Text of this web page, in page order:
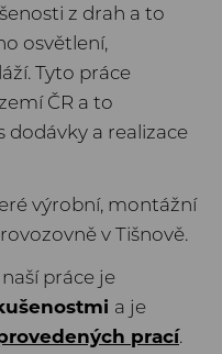
z drah a to
osvětlení,
Tyto práce
ČR a to
a realizace
výrobní, montážní
v Tišnově.
práce je
a je
prací.